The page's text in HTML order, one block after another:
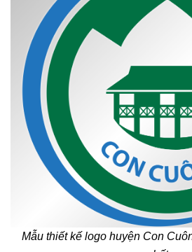
Mẫu thiết kế logo huyện Con